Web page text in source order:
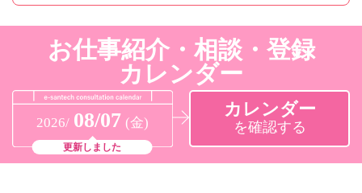
お仕事紹介・相談・登録
カレンダー
2026/ 08/07 (金)
更新しました
カレンダー
を確認する